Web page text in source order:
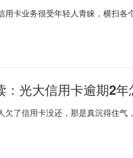
用卡业务很受年轻人青睐，横扫
：光大信用卡逾期2
欠了信用卡没还，那是真沉得住